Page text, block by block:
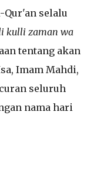
Qur'an selalu
kulli zaman wa
tentang akan
Imam Mahdi,
seluruh
nama hari